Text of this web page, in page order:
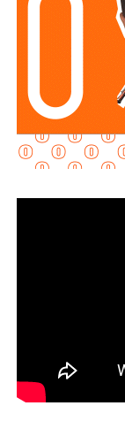
requisitos “,
Martínez Acosta
disposición
y pueda operar
exista una
“No es un tema
buscamos que